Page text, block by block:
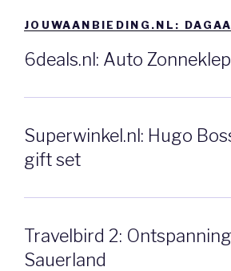
JOUWAANBIEDING.NL:
6deals.nl: Auto Zonneklep
Superwinkel.nl: Hugo
gift set
Travelbird 2:
Sauerland